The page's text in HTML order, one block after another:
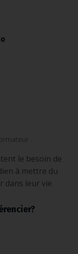
le besoin de
à mettre du
dans leur vie